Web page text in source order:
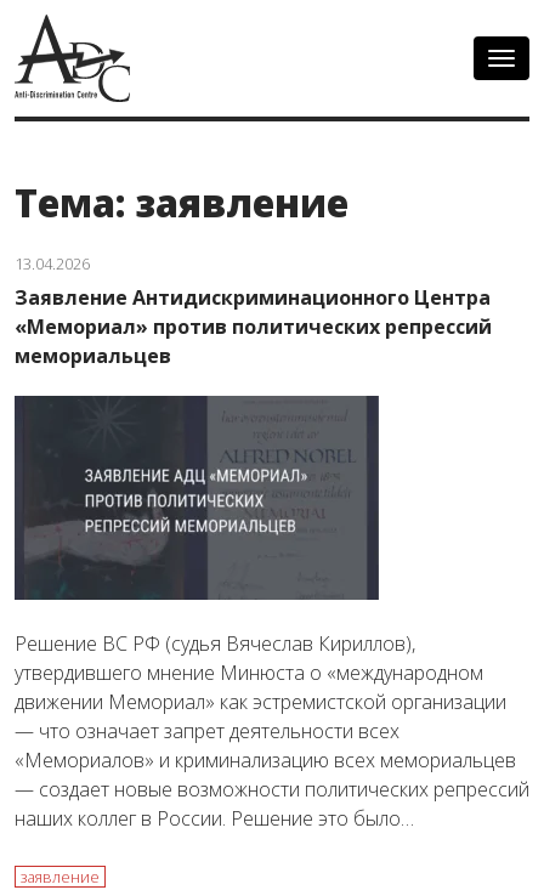
Тема: заявление
13.04.2026
Заявление Антидискриминационного Центра
«Мемориал» против политических репрессий
мемориальцев
Решение ВС РФ (судья Вячеслав Кириллов),
утвердившего мнение Минюста о «международном
движении Мемориал» как эстремистской организации
— что означает запрет деятельности всех
«Мемориалов» и криминализацию всех мемориальцев
— создает новые возможности политических репрессий
наших коллег в России. Решение это было…
заявление